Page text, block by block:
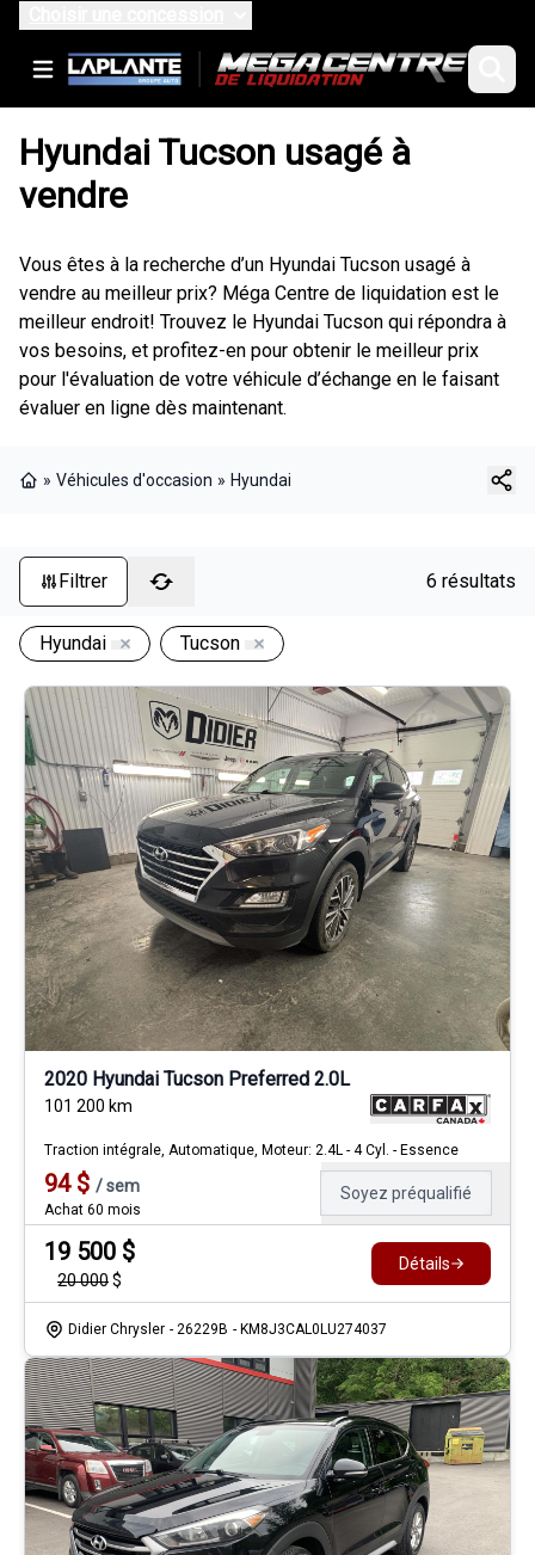
Hyundai Tucson usagé à
vendre
Vous êtes à la recherche d’un Hyundai Tucson usagé à
vendre au meilleur prix? Méga Centre de liquidation est le
meilleur endroit! Trouvez le Hyundai Tucson qui répondra à
vos besoins, et profitez-en pour obtenir le meilleur prix
pour l'évaluation de votre véhicule d’échange en le faisant
évaluer en ligne dès maintenant.
» Véhicules d'occasion » Hyundai
Filtrer 6 résultats
Hyundai Tucson
2020 Hyundai Tucson Preferred 2.0L
101 200 km
Traction intégrale, Automatique, Moteur: 2.4L - 4 Cyl. - Essence
94$ /sem
Achat 60 mois
Soyez préqualifié
19 500 $
20 000$
Détails
Didier Chrysler - 26229B - KM8J3CAL0LU274037